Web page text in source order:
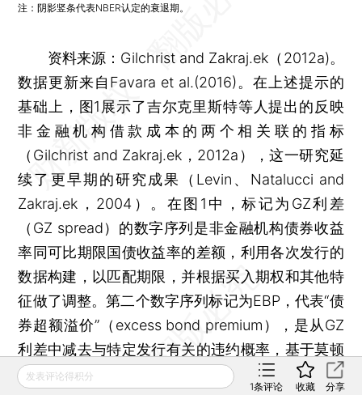
注：阴影竖条代表NBER认定的衰退期。
资料来源：Gilchrist and Zakraj.ek（2012a)。
数据更新来自Favara et al.(2016)。在上述提示的
基础上，图1展示了吉尔克里斯特等人提出的反映
非金融机构借款成本的两个相关联的指标
（Gilchrist and Zakraj.ek，2012a），这一研究延
续了更早期的研究成果（Levin、Natalucci and
Zakraj.ek，2004）。在图1中，标记为GZ利差
（GZ spread）的数字序列是非金融机构债券收益
率同可比期限国债收益率的差额，利用各次发行的
数据构建，以匹配期限，并根据买入期权和其他特
征做了调整。第二个数字序列标记为EBP，代表“债
券超额溢价”（excess bond premium），是从GZ
利差中减去与特定发行有关的违约概率，基于莫顿
的违约距离测算方法（Merton，1974）。吉尔克
发表评论得积分
1条评论 收藏 分享